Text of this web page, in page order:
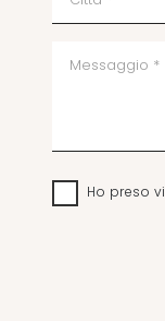
Ho preso